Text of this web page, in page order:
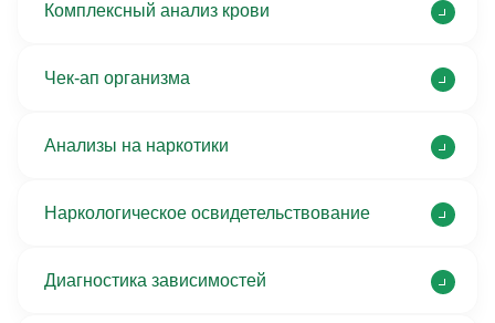
Комплексный анализ крови
Чек-ап организма
Анализы на наркотики
Наркологическое освидетельствование
Диагностика зависимостей